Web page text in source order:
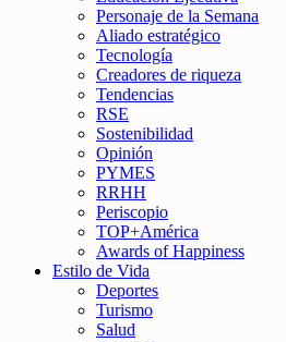
Personaje de la Semana
Aliado estratégico
Tecnología
Creadores de riqueza
Tendencias
RSE
Sostenibilidad
Opinión
PYMES
RRHH
Periscopio
TOP+América
Awards of Happiness
Estilo de Vida
Deportes
Turismo
Salud